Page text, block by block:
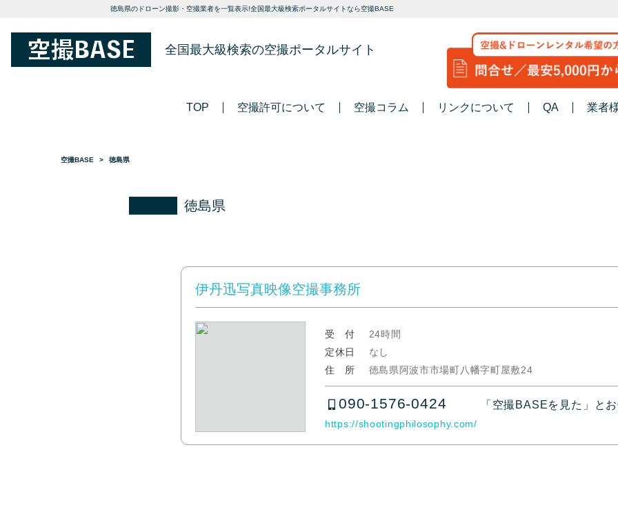
徳島県のドローン撮影・空撮業者を一覧表示!全国最大級検索ポータルサイトなら空撮BASE
全国最大級検索の空撮ポータルサイト
TOP 空撮許可について 空撮コラム リンクについて QA 業者
空撮BASE 徳島県
徳島県
伊丹迅写真映像空撮事務所
受 付 24時間
定休日
なし
住 所 徳島県阿波市市場町八幡字町屋敷24
090-1576-0424 「空撮BASEを見た」と
https://shootingphilosophy.com/